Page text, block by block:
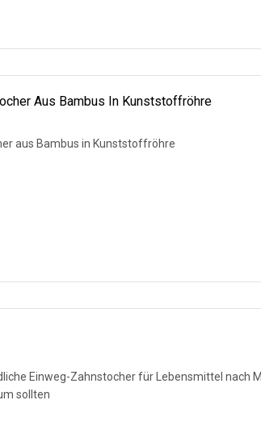
Aus Bambus In Kunststoffröhre
aus Bambus in Kunststoffröhre
Einweg-Zahnstocher für Lebensmittel nach
sollten